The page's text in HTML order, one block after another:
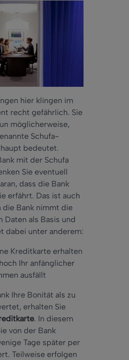
hier klingen im
recht gefährlich. Sie
möglicherweise,
Schufa-
bedeutet.
mit der Schufa
Sie eventuell
dass die Bank
erfährt. Das ist auch
die Bank nimmt die
Daten als Basis und
dabei unter anderem:
Kreditkarte erhalten
Ihr anfänglicher
ausfällt
Ihre Bonität als zu
erhalten Sie
. In diesem
von der Bank
Tage später per
Teilweise erfolgen